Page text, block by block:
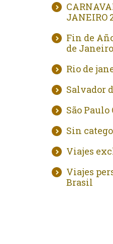
JANEIRO
Fin de
de Janeiro
Rio de
Salvador
São
Sin
Viajes
Viajes
Brasil